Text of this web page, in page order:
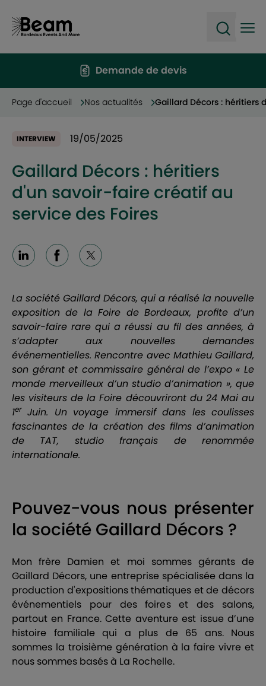
Demande de devis
Page d'accueil Nos actualités Gaillard Décors : héritiers
INTERVIEW 19/05/2025
Gaillard Décors : héritiers
d'un savoir-faire créatif au
service des Foires
LinkedinFacebook
X
La société Gaillard Décors, qui a réalisé la nouvelle
exposition de la Foire de Bordeaux, profite d’un
savoir-faire rare qui a réussi au fil des années, à
s’adapter aux nouvelles demandes
événementielles. Rencontre avec Mathieu Gaillard,
son gérant et commissaire général de l’expo « Le
monde merveilleux d’un studio d’animation », que
les visiteurs de la Foire découvriront du 24 Mai au
1erJuin. Un voyage immersif dans les coulisses
fascinantes de la création des films d’animation
de TAT, studio français de renommée
internationale.
Pouvez-vous nous présenter
la société Gaillard Décors ?
Mon frère Damien et moi sommes gérants de
Gaillard Décors, une entreprise spécialisée dans la
production d'expositions thématiques et de décors
événementiels pour des foires et des salons,
partout en France. Cette aventure est issue d’une
histoire familiale qui a plus de 65 ans. Nous
sommes la troisième génération à la faire vivre et
nous sommes basés à La Rochelle.